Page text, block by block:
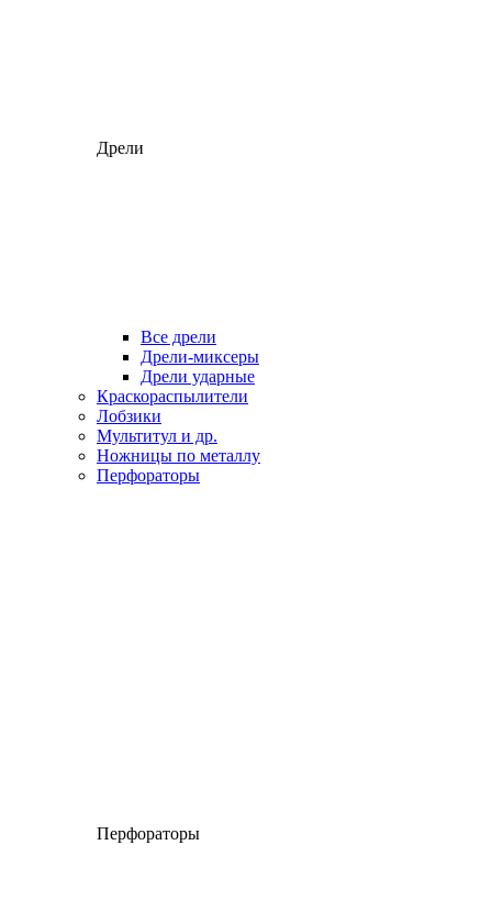
Дрели
Все дрели
Дрели-миксеры
Дрели ударные
Краскораспылители
Лобзики
Мультитул и др.
Ножницы по металлу
Перфораторы
Перфораторы